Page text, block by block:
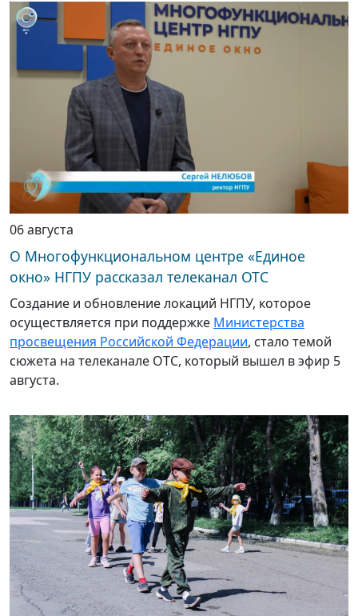
06 августа
О Многофункциональном центре «Единое
окно» НГПУ рассказал телеканал ОТС
Создание и обновление локаций НГПУ, которое
осуществляется при поддержке Министерства
просвещения Российской Федерации, стало темой
сюжета на телеканале ОТС, который вышел в эфир 5
августа.